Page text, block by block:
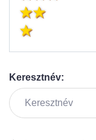
Keresztnév: